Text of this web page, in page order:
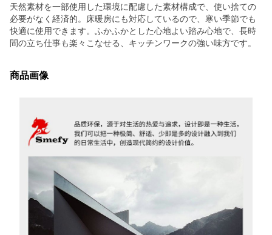
天然素材を一部使用した環境に配慮した素材構成で、使い捨ての
必要がなく経済的。床暖房にも対応しているので、寒い季節でも
快適に使用できます。ふかふかとした心地よい踏み心地で、長時
間の立ち仕事も楽々こなせる、キッチンワークの強い味方です。
商品画像